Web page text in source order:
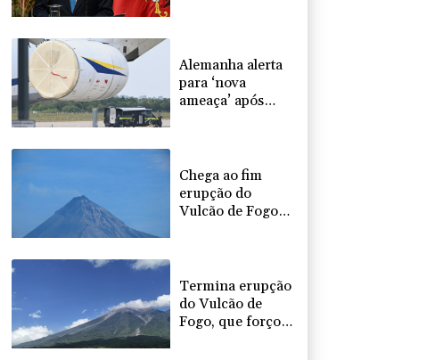
Chile
Alemanha alerta
para ‘nova
ameaça’ após
Ucrânia
Chega ao fim
erupção do
Vulcão de Fogo
Termina erupção
do Vulcão de
Fogo, que forçou